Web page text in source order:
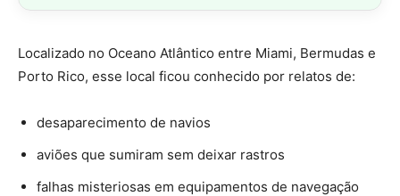
Localizado no Oceano Atlântico entre Miami, Bermudas e
Porto Rico, esse local ficou conhecido por relatos de:
desaparecimento de navios
aviões que sumiram sem deixar rastros
falhas misteriosas em equipamentos de navegação